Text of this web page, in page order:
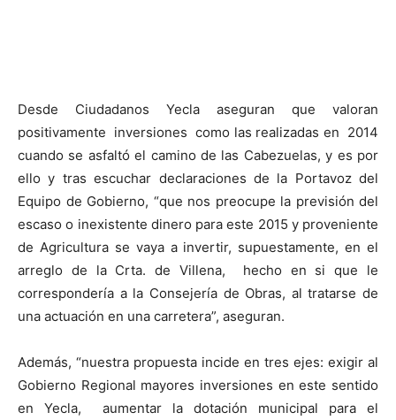
Desde Ciudadanos Yecla aseguran que valoran
positivamente inversiones como las realizadas en 2014
cuando se asfaltó el camino de las Cabezuelas, y es por
ello y tras escuchar declaraciones de la Portavoz del
Equipo de Gobierno, “que nos preocupe la previsión del
escaso o inexistente dinero para este 2015 y proveniente
de Agricultura se vaya a invertir, supuestamente, en el
arreglo de la Crta. de Villena, hecho en si que le
correspondería a la Consejería de Obras, al tratarse de
una actuación en una carretera”, aseguran.
Además, “nuestra propuesta incide en tres ejes: exigir al
Gobierno Regional mayores inversiones en este sentido
en Yecla, aumentar la dotación municipal para el